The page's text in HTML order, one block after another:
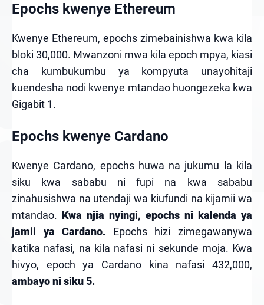
Epochs kwenye Ethereum
Kwenye Ethereum, epochs zimebainishwa kwa kila
bloki 30,000. Mwanzoni mwa kila epoch mpya, kiasi
cha kumbukumbu ya kompyuta unayohitaji
kuendesha nodi kwenye mtandao huongezeka kwa
Gigabit 1.
Epochs kwenye Cardano
Kwenye Cardano, epochs huwa na jukumu la kila
siku kwa sababu ni fupi na kwa sababu
zinahusishwa na utendaji wa kiufundi na kijamii wa
mtandao. Kwa njia nyingi, epochs ni kalenda ya
jamii ya Cardano. Epochs hizi zimegawanywa
katika nafasi, na kila nafasi ni sekunde moja. Kwa
hivyo, epoch ya Cardano kina nafasi 432,000,
ambayo ni siku 5.